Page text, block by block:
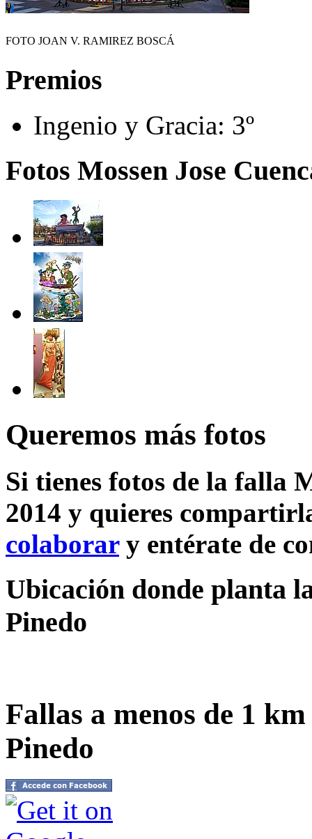
FOTO JOAN V. RAMIREZ BOSCÁ
Premios
Ingenio y Gracia: 3º
Fotos Mossen Jose
Queremos más fotos
Si tienes fotos de la falla
2014 y quieres
colaborary entérate de
Ubicación donde planta
Pinedo
Fallas a menos de 1
Pinedo